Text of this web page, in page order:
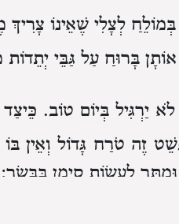
לְצָלִי שֶׁאֵינוֹ
אוֹתָן בָּרוּחַ עַל גַּבֵּי יְתֵדוֹת
יַרְגִּיל בְּיוֹם טוֹב.
זֶה טֹרַח גָּדוֹל וְאֵין
וּמֻתָּר לַעֲשׂוֹת סִימָן בַּבָּשָׂר: